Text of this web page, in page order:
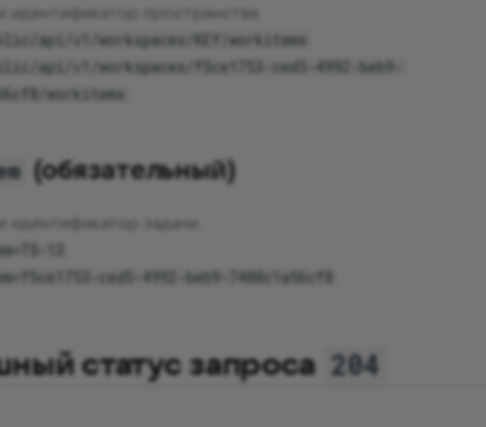
идентификатор пространства
api/v1/workspaces/KEY/workitems
api/v1/workspaces/f5ce1753-ced5-4992-beb9-
workitems
(обязательный)
идентификатор задачи
13
ced5-4992-beb9-7408c1a56cf8
статус запроса 204